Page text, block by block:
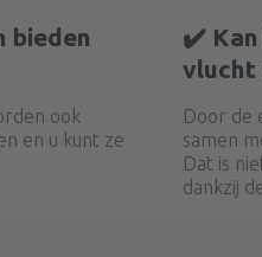
bieden
ook
en u kunt ze
✔️ Kan
vlucht
Door de
samen
Dat is
dankzij